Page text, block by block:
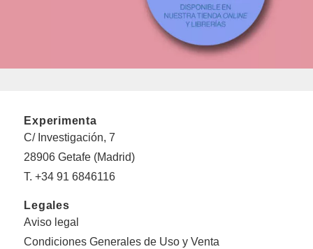
Experimenta
C/ Investigación, 7
28906 Getafe (Madrid)
T. +34 91 6846116
Legales
Aviso legal
Condiciones Generales de Uso y Venta